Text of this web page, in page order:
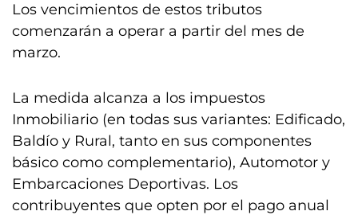
Los vencimientos de estos tributos
comenzarán a operar a partir del mes de
marzo.
La medida alcanza a los impuestos
Inmobiliario (en todas sus variantes: Edificado,
Baldío y Rural, tanto en sus componentes
básico como complementario), Automotor y
Embarcaciones Deportivas. Los
contribuyentes que opten por el pago anual